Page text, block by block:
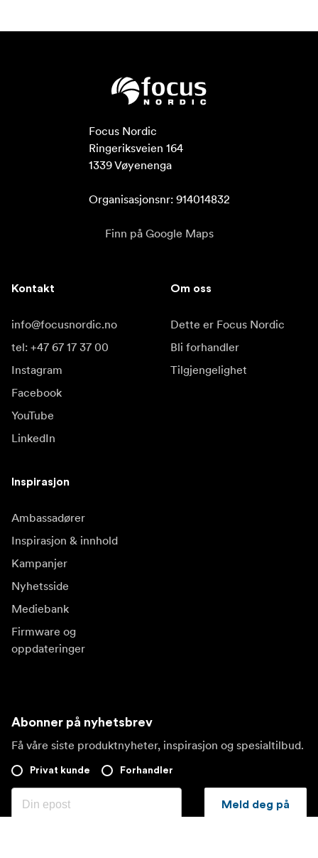
Focus Nordic
Ringeriksveien 164
1339 Vøyenenga
Organisasjonsnr: 914014832
Finn på Google Maps
Kontakt
info@focusnordic.no
tel: +47 67 17 37 00
Instagram
Facebook
YouTube
LinkedIn
Om oss
Dette er Focus Nordic
Bli forhandler
Tilgjengelighet
Inspirasjon
Ambassadører
Inspirasjon & innhold
Kampanjer
Nyhetsside
Mediebank
Firmware og
oppdateringer
Abonner på nyhetsbrev
Få våre siste produktnyheter, inspirasjon og spesialtilbud.
Privat kunde Forhandler
Meld deg på